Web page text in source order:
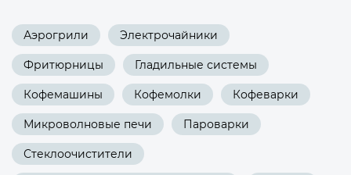
Аэрогрили Электрочайники
Фритюрницы Гладильные системы
Кофемашины Кофемолки Кофеварки
Микроволновые печи Пароварки
Стеклоочистители